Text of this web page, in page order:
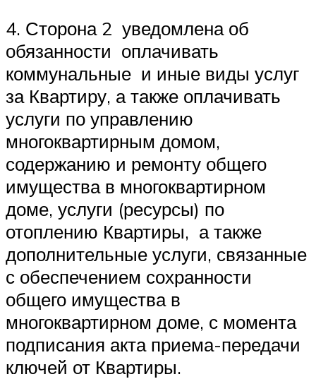
4. Сторона 2 уведомлена об
обязанности оплачивать
коммунальные и иные виды услуг
за Квартиру, а также оплачивать
услуги по управлению
многоквартирным домом,
содержанию и ремонту общего
имущества в многоквартирном
доме, услуги (ресурсы) по
отоплению Квартиры, а также
дополнительные услуги, связанные
с обеспечением сохранности
общего имущества в
многоквартирном доме, с момента
подписания акта приема-передачи
ключей от Квартиры.